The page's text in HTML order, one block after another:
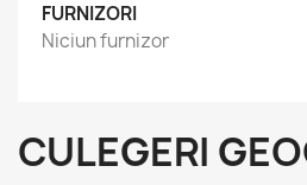
FURNIZORI
Niciun furnizor
CULEGERI